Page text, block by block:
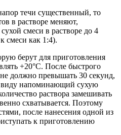
течи существенный, то
в растворе меняют,
смеси в растворе до 4
смеси как 1:4).
берут для приготовления
+20°C. После быстрого
должно превышать 30 секунд,
виду напоминающий сухую
раствора замешивать
схватывается. Поэтому
после нанесения одной из
к приготовлению